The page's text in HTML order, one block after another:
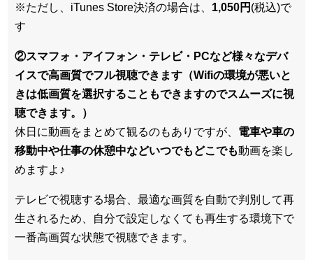
※ただし、iTunes Store決済の場合は、 1,050円 (税込)で
す
②スマフォ・アイフォン・テレビ・PCなど様々なデバ
イスで高画質でフル視聴できます（Wifiの環境が悪いと
きは低画質を選択することもできますのでスムーズに視
聴できます。）
休日に動画をまとめて観るのもありですが、 電車や車の
移動中や仕事の休憩中などいつでもどこでも動画を楽し
めますよ♪
テレビで視聴する場合、最適な画質を自動で判別して再
生されるため、
自分で設定しなくても再生する環境下で
一番高画質な状態で視聴できます。